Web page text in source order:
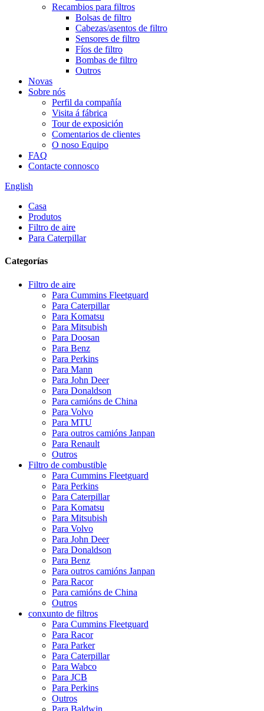
Recambios para filtros
Bolsas de filtro
Cabezas/asentos de filtro
Sensores de filtro
Fíos de filtro
Bombas de filtro
Outros
Novas
Sobre nós
Perfil da compañía
Visita á fábrica
Tour de exposición
Comentarios de clientes
O noso Equipo
FAQ
Contacte connosco
English
Casa
Produtos
Filtro de aire
Para Caterpillar
Categorías
Filtro de aire
Para Cummins Fleetguard
Para Caterpillar
Para Komatsu
Para Mitsubish
Para Doosan
Para Benz
Para Perkins
Para Mann
Para John Deer
Para Donaldson
Para camións de China
Para Volvo
Para MTU
Para outros camións Janpan
Para Renault
Outros
Filtro de combustible
Para Cummins Fleetguard
Para Perkins
Para Caterpillar
Para Komatsu
Para Mitsubish
Para Volvo
Para John Deer
Para Donaldson
Para Benz
Para outros camións Janpan
Para Racor
Para camións de China
Outros
conxunto de filtros
Para Cummins Fleetguard
Para Racor
Para Parker
Para Caterpillar
Para Wabco
Para JCB
Para Perkins
Outros
Para Baldwin